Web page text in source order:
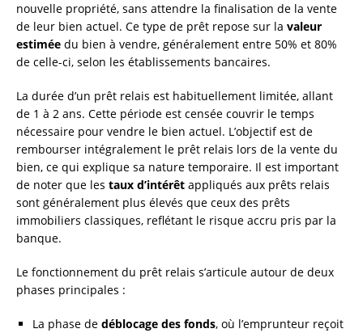
nouvelle propriété, sans attendre la finalisation de la vente
de leur bien actuel. Ce type de prêt repose sur la valeur
estimée du bien à vendre, généralement entre 50% et 80%
de celle-ci, selon les établissements bancaires.
La durée d’un prêt relais est habituellement limitée, allant
de 1 à 2 ans. Cette période est censée couvrir le temps
nécessaire pour vendre le bien actuel. L’objectif est de
rembourser intégralement le prêt relais lors de la vente du
bien, ce qui explique sa nature temporaire. Il est important
de noter que les taux d’intérêt appliqués aux prêts relais
sont généralement plus élevés que ceux des prêts
immobiliers classiques, reflétant le risque accru pris par la
banque.
Le fonctionnement du prêt relais s’articule autour de deux
phases principales :
La phase de déblocage des fonds, où l’emprunteur reçoit